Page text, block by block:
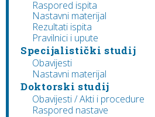
Raspored ispita
Nastavni materijal
Rezultati ispita
Pravilnici i upute
Specijalistički studij
Obavijesti
Nastavni materijal
Doktorski studij
Obavijesti / Akti i procedure
Raspored nastave